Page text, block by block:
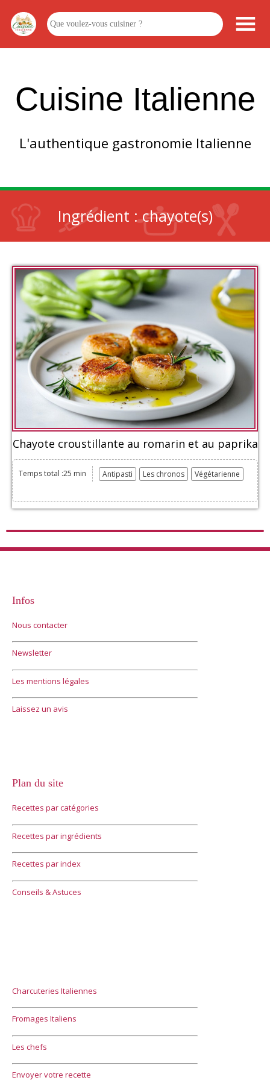
Cuisine Italienne
L'authentique gastronomie Italienne
Ingrédient :chayote(s)
Chayote croustillante au romarin et au paprika
Temps total :25 min Antipasti Les chronos Végétarienne
Infos
Nous contacter
Newsletter
Les mentions légales
Laissez un avis
Plan du site
Recettes par catégories
Recettes par ingrédients
Recettes par index
Conseils & Astuces
Charcuteries Italiennes
Fromages Italiens
Les chefs
Envoyer votre recette